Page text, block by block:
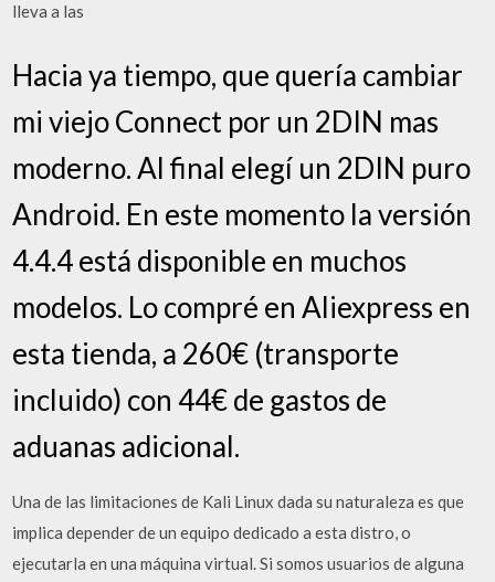
lleva a las
Hacia ya tiempo, que quería cambiar
mi viejo Connect por un 2DIN mas
moderno. Al final elegí un 2DIN puro
Android. En este momento la versión
4.4.4 está disponible en muchos
modelos. Lo compré en Aliexpress en
esta tienda, a 260€ (transporte
incluido) con 44€ de gastos de
aduanas adicional.
Una de las limitaciones de Kali Linux dada su naturaleza es que
implica depender de un equipo dedicado a esta distro, o
ejecutarla en una máquina virtual. Si somos usuarios de alguna